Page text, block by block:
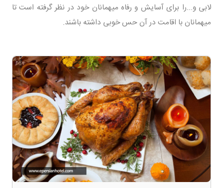
لابی و...را برای آسایش و رفاه میهمانان خود در نظر گرفته است تا
میهمانان با اقامت در آن حس خوبی داشته باشند.